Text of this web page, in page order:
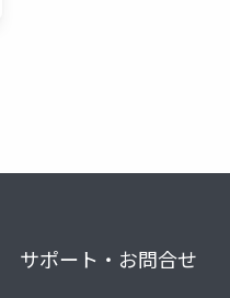
サポート・お問合せ